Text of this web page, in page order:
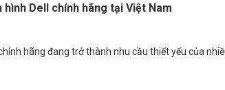
hình Dell chính hãng tại Việt Nam
hãng đang trở thành nhu cầu thiết yếu của